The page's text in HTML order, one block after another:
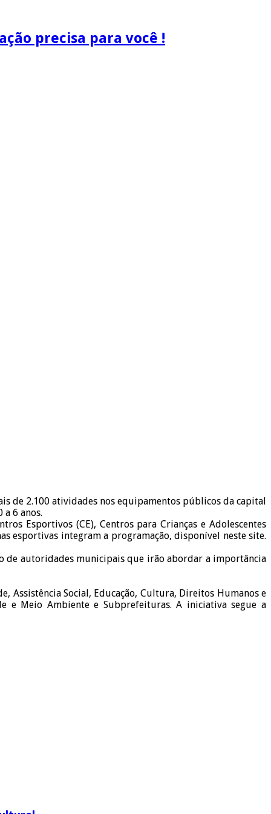
precisa para você !
de 2.100 atividades nos equipamentos públicos da capital
6 anos.
Esportivos (CE), Centros para Crianças e Adolescentes
esportivas integram a programação, disponível neste site.
de autoridades municipais que irão abordar a importância
Assistência Social, Educação, Cultura, Direitos Humanos e
e Meio Ambiente e Subprefeituras. A iniciativa segue a